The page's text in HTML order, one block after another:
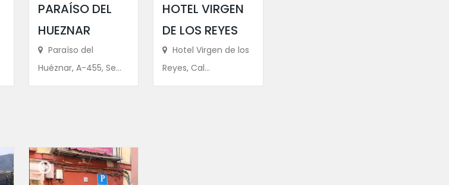
PARAÍSO DEL
HUEZNAR
Paraíso del
Huéznar, A-455, Se...
HOTEL VIRGEN
DE LOS REYES
Hotel Virgen de los
Reyes, Cal...